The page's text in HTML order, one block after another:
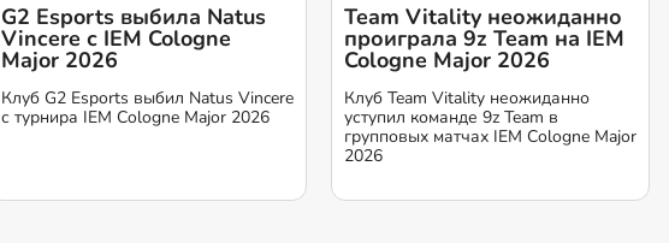
G2 Esports выбила Natus
Vincere с IEM Cologne
Major 2026
Клуб G2 Esports выбил Natus Vincere
с турнира IEM Cologne Major 2026
Team Vitality неожиданно
проиграла 9z Team на IEM
Cologne Major 2026
Клуб Team Vitality неожиданно
уступил команде 9z Team в
групповых матчах IEM Cologne Major
2026